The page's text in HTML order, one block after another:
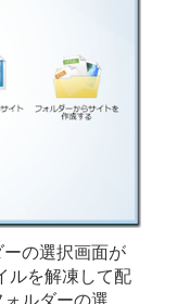
の選択画面が
ルを解凍して配